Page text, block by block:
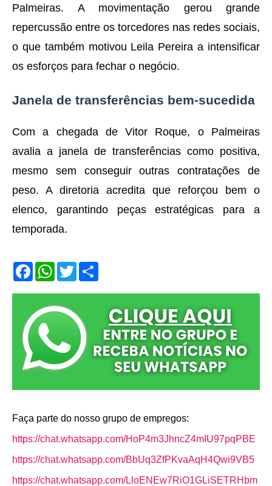
Palmeiras. A movimentação gerou grande
repercussão entre os torcedores nas redes sociais,
o que também motivou Leila Pereira a intensificar
os esforços para fechar o negócio.
Janela de transferências bem-sucedida
Com a chegada de Vitor Roque, o Palmeiras
avalia a janela de transferências como positiva,
mesmo sem conseguir outras contratações de
peso. A diretoria acredita que reforçou bem o
elenco, garantindo peças estratégicas para a
temporada.
F
a
e
o
o
W
h
t
s
A
T
w
t
e
r
r
Faça parte do nosso grupo de empregos:
https://chat.whatsapp.com/HoP4m3JhncZ4mIU97pqPBE
https://chat.whatsapp.com/BbUq3ZfPKvaAqH4Qwi9VB5
https://chat.whatsapp.com/LloENEw7RiO1GLiSETRHbm